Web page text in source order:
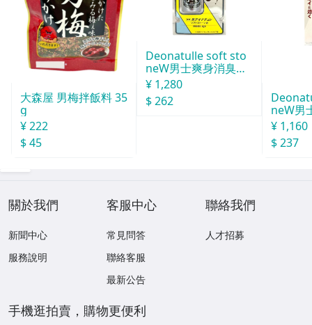
大森屋 男梅拌飯料 35
g
¥ 222
$ 45
Deonatulle soft sto
neW男士爽身消臭止
汗石 中世紀 20g
¥ 1,280
$ 262
neW男
消臭石
¥ 1,160
$ 237
關於我們
新聞中心
服務說明
客服中心
常見問答
聯絡客服
最新公告
聯絡我們
人才招募
手機逛拍賣，購物更便利